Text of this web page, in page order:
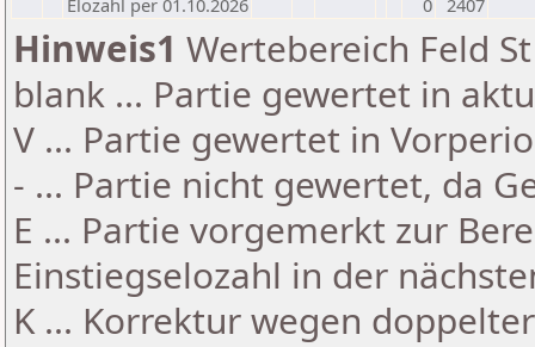
Elozahl per 01.10.2026
0 2407
Hinweis1 Wertebereich Feld
blank ... Partie gewertet in
V ... Partie gewertet in
- ... Partie nicht gewertet, da
E ... Partie vorgemerkt zur
Einstiegselozahl in der
K ... Korrektur wegen